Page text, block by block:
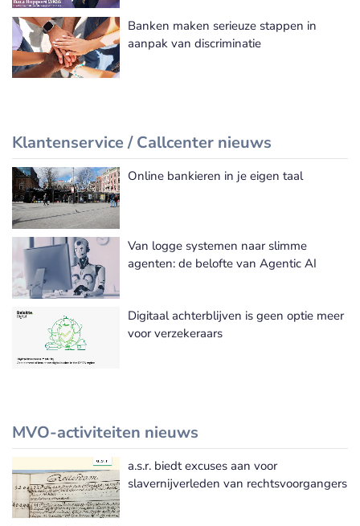
Banken maken serieuze stappen in
aanpak van discriminatie
Klantenservice / Callcenter nieuws
Online bankieren in je eigen taal
Van logge systemen naar slimme
agenten: de belofte van Agentic AI
Digitaal achterblijven is geen optie meer
voor verzekeraars
MVO-activiteiten nieuws
Meer MVO-activiteiten nieuws
a.s.r. biedt excuses aan voor
slavernijverleden van rechtsvoorgangers